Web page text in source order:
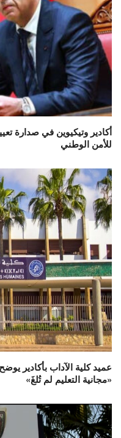
أكادير وتيكيوين في صدارة
للأمن الوطني
عميد كلية الآداب بأكادير
«مجانية التعليم لم تُلغَ»